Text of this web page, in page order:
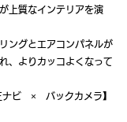
上質なインテリアを演
ングとエアコンパネルが
、よりカッコよくなって
ビ　×　バックカメラ】